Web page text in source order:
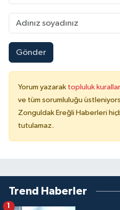
Gönder
Yorum yazarak topluluk
ve tüm sorumluluğu
Zonguldak Ereğli Haberleri
tutulamaz.
Trend Haberler
1